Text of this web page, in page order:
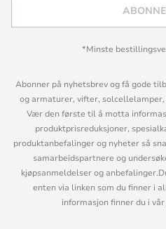
*Minste
Abonner på nyhetsbrev og få gode
og armaturer, vifter,
Vær den første til å motta
produktprisreduksjoner,
produktanbefalinger og nyheter så
samarbeidspartnere og
kjøpsanmeldelser og
enten via linken som du finner i
informasjon finner du i vår